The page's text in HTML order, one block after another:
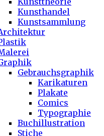
Kunsthandel
Kunstsammlung
Gebrauchsgraphik
Karikaturen
Plakate
Comics
Typographie
Buchillustration
Stiche